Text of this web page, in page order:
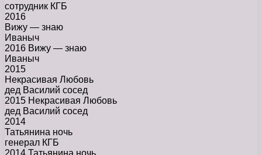
сотрудник КГБ
2016
Вижу — знаю
Иваныч
2016 Вижу — знаю
Иваныч
2015
Некрасивая Любовь
дед Василий сосед
2015 Некрасивая Любовь
дед Василий сосед
2014
Татьянина ночь
генерал КГБ
2014 Татьянина ночь